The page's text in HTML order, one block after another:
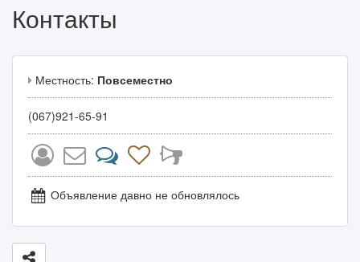
Контакты
Местность: Повсеместно
(067)921-65-91
Объявление давно не обновлялось